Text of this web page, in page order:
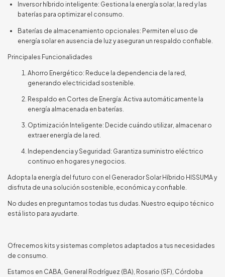
Inversor híbrido inteligente: Gestiona la energía solar, la red y las
baterías para optimizar el consumo.
Baterías de almacenamiento opcionales: Permiten el uso de
energía solar en ausencia de luz y aseguran un respaldo confiable.
Principales Funcionalidades
Ahorro Energético: Reduce la dependencia de la red,
generando electricidad sostenible.
Respaldo en Cortes de Energía: Activa automáticamente la
energía almacenada en baterías.
Optimización Inteligente: Decide cuándo utilizar, almacenar o
extraer energía de la red.
Independencia y Seguridad: Garantiza suministro eléctrico
continuo en hogares y negocios.
Adopta la energía del futuro con el Generador Solar Híbrido HISSUMA y
disfruta de una solución sostenible, económica y confiable.
No dudes en preguntarnos todas tus dudas. Nuestro equipo técnico
está listo para ayudarte.
Ofrecemos kits y sistemas completos adaptados a tus necesidades
de consumo.
Estamos en CABA, General Rodríguez (BA), Rosario (SF), Córdoba